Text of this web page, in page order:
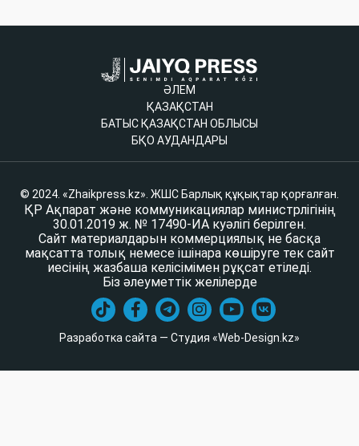
ӘЛЕМ
ҚАЗАҚСТАН
БАТЫС ҚАЗАҚСТАН ОБЛЫСЫ
БҚО АУДАНДАРЫ
© 2024. «Zhaikpress.kz». ЖШС Барлық құқықтар қорғалған.
ҚР Ақпарат және коммуникациялар министрлігінің
30.01.2019 ж. № 17490-ИА куәлігі берілген.
Сайт материалдарын коммерциялық не басқа
мақсатта толық немесе ішінара көшіруге тек сайт
иесінің жазбаша келісімімен рұқсат етіледі.
Біз әлеуметтік желілерде
Разработка сайта — Студия «Web-Design.kz»